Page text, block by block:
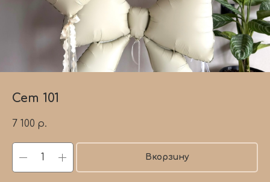
Сет 101
7 100 р.
Вкорзину